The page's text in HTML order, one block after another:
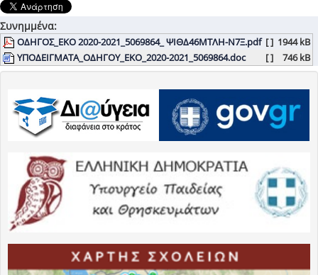
Συνημμένα:
ΟΔΗΓΟΣ_ΕΚΟ 2020-2021_5069864_ ΨΙΘΔ46ΜΤΛΗ-Ν7Ξ.pdf [ ] 1944 kB
ΥΠΟΔΕΙΓΜΑΤΑ_ΟΔΗΓΟΥ_ΕΚΟ_2020-2021_5069864.doc
[ ] 746 kB